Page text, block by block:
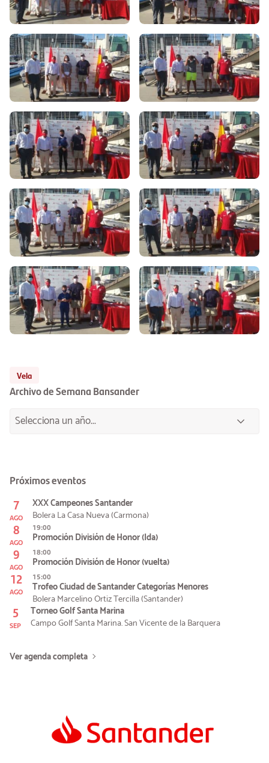
Vela
Archivo de Semana Bansander
Próximos eventos
7
AGO
XXX Campeones Santander
Bolera La Casa Nueva (Carmona)
8
AGO
19:00
Promoción División de Honor (Ida)
9
AGO
18:00
Promoción División de Honor (vuelta)
12
AGO
15:00
Trofeo Ciudad de Santander Categorías Menores
Bolera Marcelino Ortiz Tercilla (Santander)
5
SEP
Torneo Golf Santa Marina
Campo Golf Santa Marina. San Vicente de la Barquera
Ver agenda completa